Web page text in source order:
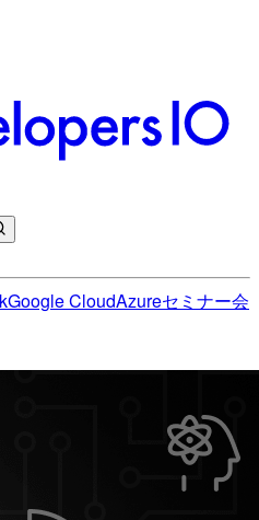
Google CloudAzureセミナー会